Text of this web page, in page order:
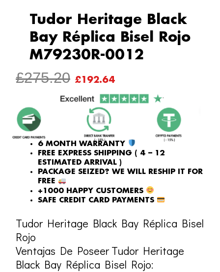
Tudor Heritage Black
Bay Réplica Bisel Rojo
M79230R-0012
£275.20 ORIGINAL
PRICE
WAS:
£275.20.
£192.64
PRICE
IS:
£192.64.
6 MONTH WARRANTY
FREE EXPRESS SHIPPING ( 4 – 12
ESTIMATED ARRIVAL )
PACKAGE SEIZED? WE WILL RESHIP IT FOR
FREE
+1000 HAPPY CUSTOMERS
SAFE CREDIT CARD PAYMENTS
Tudor Heritage Black Bay Réplica Bisel
Rojo
Ventajas De Poseer Tudor Heritage
Black Bay Réplica Bisel Rojo: